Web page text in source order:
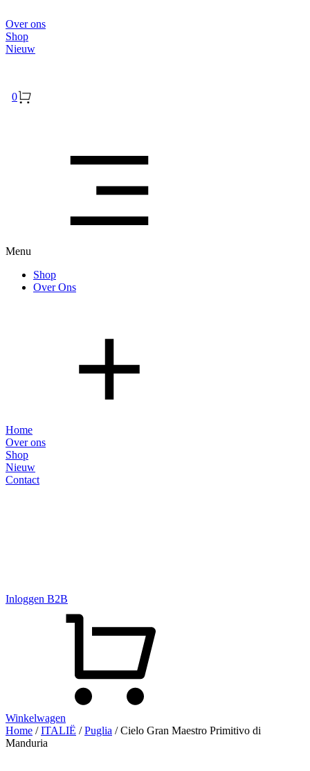
Over ons
Shop
Nieuw
0
Menu
Shop
Over Ons
Home
Over ons
Shop
Nieuw
Contact
Inloggen B2B
Winkelwagen
Home /ITALIË /Puglia / Cielo Gran Maestro Primitivo di
Manduria